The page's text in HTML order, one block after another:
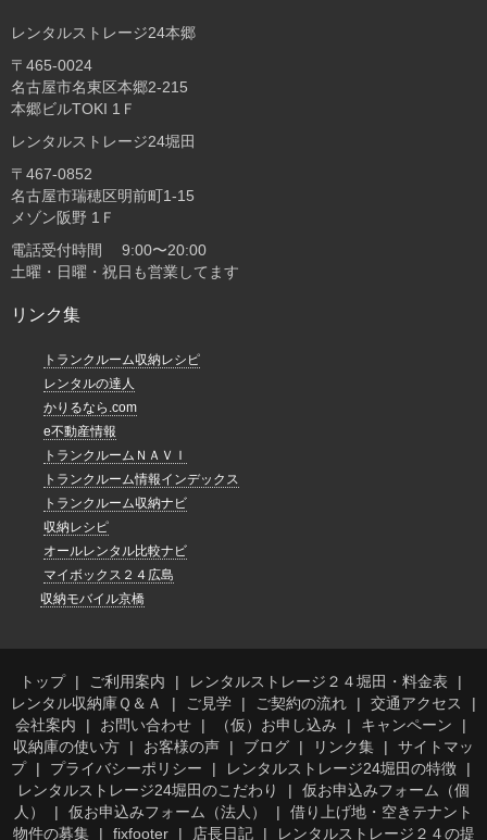
レンタルストレージ24本郷
〒465-0024
名古屋市名東区本郷2-215
本郷ビルTOKI 1Ｆ
レンタルストレージ24堀田
〒467-0852
名古屋市瑞穂区明前町1-15
メゾン阪野 1Ｆ
電話受付時間 9:00〜20:00
土曜・日曜・祝日も営業してます
リンク集
トランクルーム収納レシピ
レンタルの達人
かりるなら.com
e不動産情報
トランクルームＮＡＶＩ
トランクルーム情報インデックス
トランクルーム収納ナビ
収納レシピ
オールレンタル比較ナビ
マイボックス２４広島
収納モバイル京橋
トップ ご利用案内
レンタルストレージ２４堀田・料金表
レンタル収納庫Ｑ＆Ａ
ご見学 ご契約の流れ
交通アクセス
会社案内
お問い合わせ （仮）お申し込み
キャンペーン
収納庫の使い方
お客様の声 ブログ リンク集
サイトマッ
プ
プライバシーポリシー
レンタルストレージ24堀田の特徴
レンタルストレージ24堀田のこだわり
仮お申込みフォーム（個
人）
仮お申込みフォーム（法人）
借り上げ地・空きテナント
物件の募集
fixfooter 店長日記 レンタルストレージ２４の提